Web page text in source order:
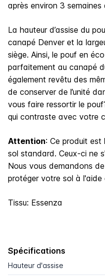
après environ 3 semaines
La hauteur d’assise du
canapé Denver et la
siège. Ainsi, le pouf en
parfaitement au canapé
également revêtu des
de conserver de l’unité
vous faire ressortir le
qui contraste avec votre
Attention: Ce produit
sol standard. Ceux-ci ne
Nous vous demandons
protéger votre sol à
Tissu: Essenza
Spécifications
Hauteur d'assise